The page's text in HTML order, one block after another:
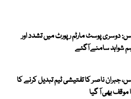
دوسری پوسٹ مارٹم رپورٹ میں تشدد اور
شواہد سامنے آگئے
جبران ناصر کا تفتیشی ٹیم تبدیل کرنے کا
موقف بھی آ گیا